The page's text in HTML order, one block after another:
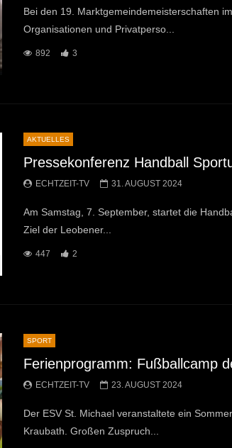
Später Ansehen
Bei den 19. Marktgemeindemeisterschaften
Organisationen und Privatperso...
892 3
AKTUELLES
Pressekonferenz Handball
ECHTZEIT-TV 31. AUGUST 2024
Am Samstag, 7. September, startet die
Ziel der Leobener...
447 2
SPORT
Ferienprogramm: Fußballcamp
ECHTZEIT-TV 23. AUGUST 2024
Der ESV St. Michael veranstaltete ein
Kraubath. Großen Zuspruch...